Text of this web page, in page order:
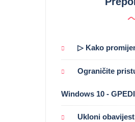
▷ Kako
Ograničite
Windows 10 -
Ukloni